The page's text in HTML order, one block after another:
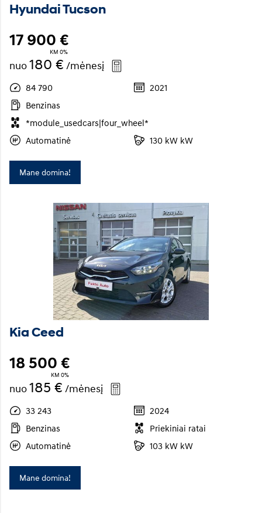
Hyundai Tucson
17 900 €
KM 0%
nuo180 € /mėnesį
84 790
2021
Benzinas
*module_usedcars|four_wheel*
Automatinė
130 kW kW
Mane domina!
Kia Ceed
18 500 €
KM 0%
nuo185 € /mėnesį
33 243
2024
Benzinas
Priekiniai ratai
Automatinė
103 kW kW
Mane domina!